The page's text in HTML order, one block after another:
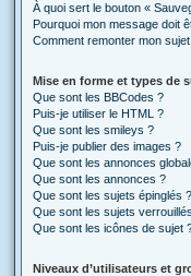
À quoi sert le bouton «
Pourquoi mon message doit
Comment remonter mon
Mise en forme et types de
Que sont les BBCodes ?
Puis-je utiliser le HTML ?
Que sont les smileys ?
Puis-je publier des images ?
Que sont les annonces
Que sont les annonces ?
Que sont les sujets épinglés ?
Que sont les sujets
Que sont les icônes de sujet
Niveaux d’utilisateurs et